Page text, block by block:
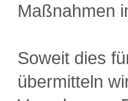
Maßnahmen
Soweit dies
übermitteln